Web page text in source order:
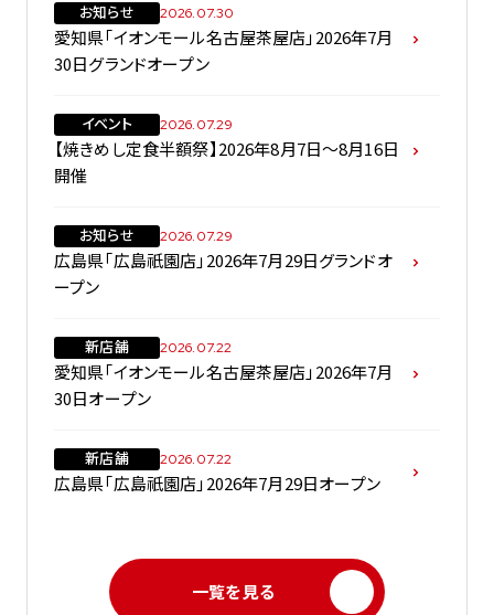
お知らせ 2026.07.30
愛知県「イオンモール名古屋茶屋店」2026年7月
30日グランドオープン
イベント 2026.07.29
【焼きめし定食半額祭】2026年8月7日～8月16日
開催
お知らせ 2026.07.29
広島県「広島祇園店」2026年7月29日グランドオ
ープン
新店舗 2026.07.22
愛知県「イオンモール名古屋茶屋店」2026年7月
30日オープン
新店舗 2026.07.22
広島県「広島祇園店」2026年7月29日オープン
一覧を見る